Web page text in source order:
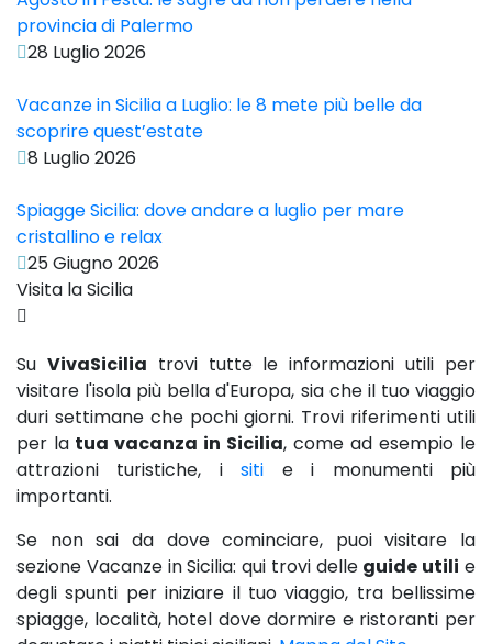
provincia di Palermo
28 Luglio 2026
Vacanze in Sicilia a Luglio: le 8 mete più belle da
scoprire quest’estate
8 Luglio 2026
Spiagge Sicilia: dove andare a luglio per mare
cristallino e relax
25 Giugno 2026
Visita la Sicilia
Su VivaSicilia trovi tutte le informazioni utili per
visitare l'isola più bella d'Europa, sia che il tuo viaggio
duri settimane che pochi giorni. Trovi riferimenti utili
per la tua vacanza in Sicilia, come ad esempio le
attrazioni turistiche, isiti e i monumenti più
importanti.
Se non sai da dove cominciare, puoi visitare la
sezione Vacanze in Sicilia: qui trovi delle guide utili e
degli spunti per iniziare il tuo viaggio, tra bellissime
spiagge, località, hotel dove dormire e ristoranti per